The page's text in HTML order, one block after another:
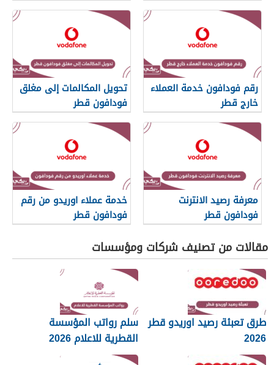
رقم فودافون خدمة العملاء
خارج قطر
تحويل المكالمات إلى مغلق
فودافون قطر
معرفة رصيد الانترنت
فودافون قطر
خدمة عملاء اوريدو من رقم
فودافون قطر
مقالات من تصنيف شركات ومؤسسات
طرق تعبئة رصيد اوريدو قطر
2026
سلم رواتب المؤسسة
القطرية للاعلام 2026